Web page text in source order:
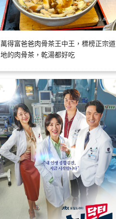
萬得富爸爸肉骨茶王中王，標榜正宗道
地的肉骨茶，乾湯都好吃